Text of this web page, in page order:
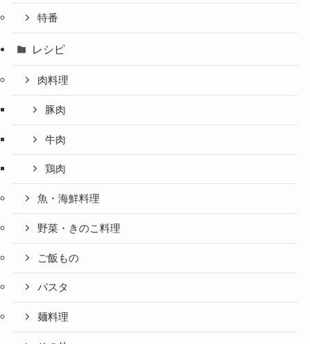
特番
レシピ
肉料理
豚肉
牛肉
鶏肉
魚・海鮮料理
野菜・きのこ料理
ご飯もの
パスタ
麺料理